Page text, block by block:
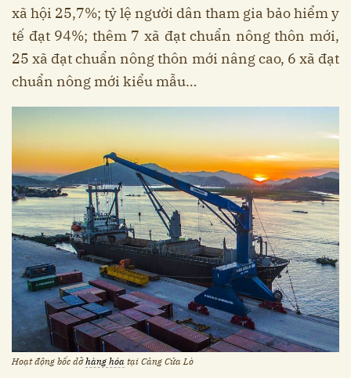
xã hội 25,7%; tỷ lệ người dân tham gia bảo hiểm y
tế đạt 94%; thêm 7 xã đạt chuẩn nông thôn mới,
25 xã đạt chuẩn nông thôn mới nâng cao, 6 xã đạt
chuẩn nông mới kiểu mẫu…
Hoạt động bốc dỡhàng hóa tại Cảng Cửa Lò